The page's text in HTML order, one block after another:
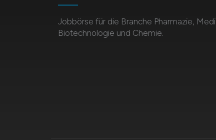
Jobbörse für die Branche Pharmazie,
Biotechnologie und Chemie.